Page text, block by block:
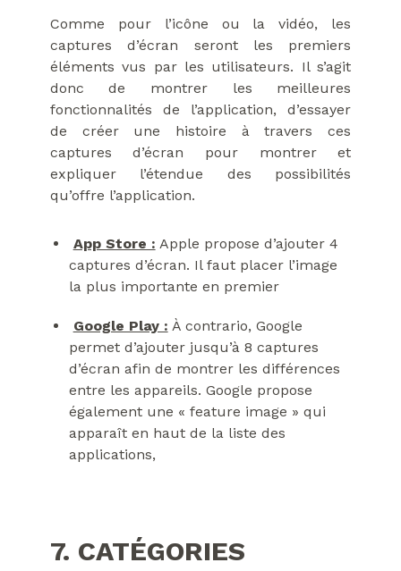
Comme pour l’icône ou la vidéo, les
captures d’écran seront les premiers
éléments vus par les utilisateurs. Il s’agit
donc de montrer les meilleures
fonctionnalités de l’application, d’essayer
de créer une histoire à travers ces
captures d’écran pour montrer et
expliquer l’étendue des possibilités
qu’offre l’application.
App Store : Apple propose d’ajouter 4
captures d’écran. Il faut placer l’image
la plus importante en premier
Google Play : À contrario, Google
permet d’ajouter jusqu’à 8 captures
d’écran afin de montrer les différences
entre les appareils. Google propose
également une « feature image » qui
apparaît en haut de la liste des
applications,
7. CATÉGORIES